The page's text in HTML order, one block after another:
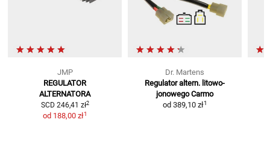
JMP
REGULATOR
ALTERNATORA
SCD 246,41 zł2
od 188,00 zł1
Dr. Martens
Regulator altern. litowo-
jonowego Carmo
od 389,10 zł1